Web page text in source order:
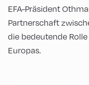
EFA-Präsident
Partnerschaft
die bedeutende
Europas.